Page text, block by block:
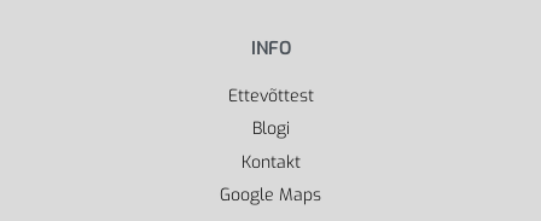
INFO
Ettevõttest
Blogi
Kontakt
Google Maps